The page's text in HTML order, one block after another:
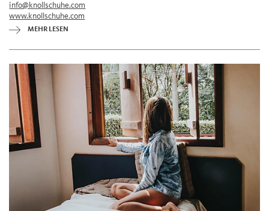
info@knollschuhe.com
www.knollschuhe.com
MEHR LESEN